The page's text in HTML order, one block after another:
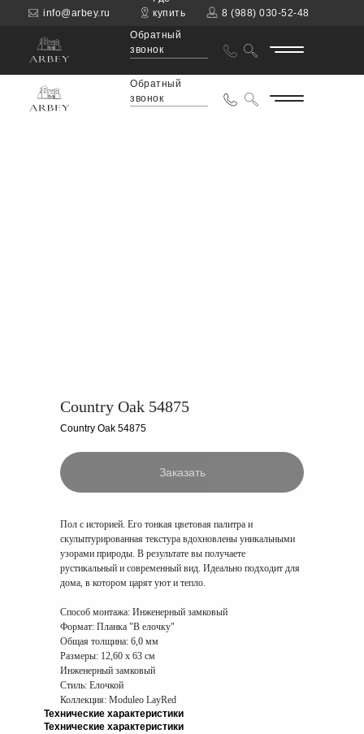
купить
8 (988) 030-52-48
info@arbey.ru
Обратный
звонок
Обратный
звонок
Country Oak 54875
Country Oak 54875
Заказать
Пол с историей. Его тонкая цветовая палитра и
скульптурированная текстура вдохновлены уникальными
узорами природы. В результате вы получаете
рустикальный и современный вид. Идеально подходит для
дома, в котором царят уют и тепло.
Способ монтажа: Инженерный замковый
Формат: Планка "В елочку"
Общая толщина: 6,0 мм
Размеры: 12,60 x 63 см
Инженерный замковый
Стиль: Елочкой
Коллекция: Moduleo LayRed
Технические характеристики
Технические характеристики